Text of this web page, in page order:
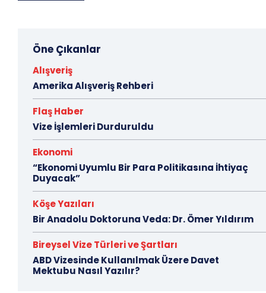
Öne Çıkanlar
Alışveriş
Amerika Alışveriş Rehberi
Flaş Haber
Vize İşlemleri Durduruldu
Ekonomi
“Ekonomi Uyumlu Bir Para Politikasına İhtiyaç
Duyacak”
Köşe Yazıları
Bir Anadolu Doktoruna Veda: Dr. Ömer Yıldırım
Bireysel Vize Türleri ve Şartları
ABD Vizesinde Kullanılmak Üzere Davet
Mektubu Nasıl Yazılır?